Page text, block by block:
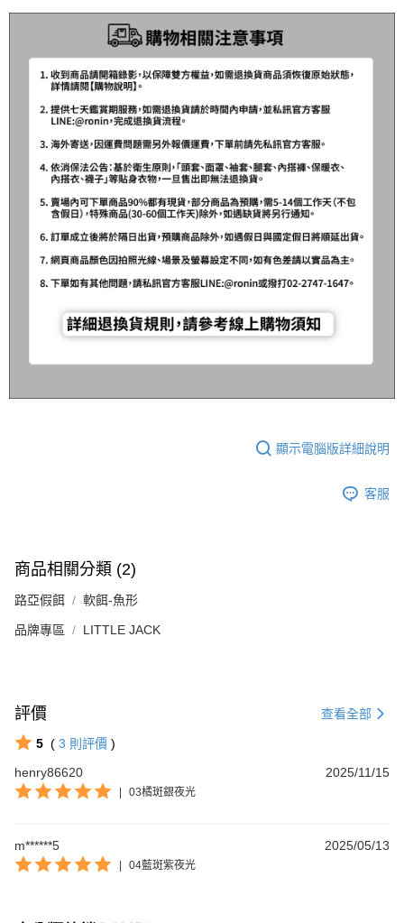
顯示電腦版詳細說明
客服
商品相關分類 (2)
路亞假餌 軟餌-魚形
品牌專區 LITTLE JACK
評價 查看全部
5 ( 3 則評價 )
henry86620
2025/11/15
03橘斑銀夜光
m******5 2025/05/13
04藍斑紫夜光